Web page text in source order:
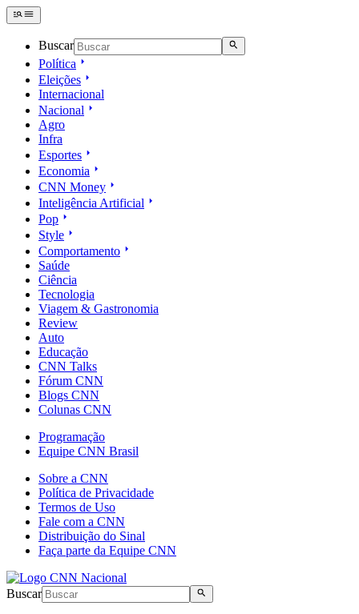
Buscar
Política
Eleições
Internacional
Nacional
Agro
Infra
Esportes
Economia
CNN Money
Inteligência Artificial
Pop
Style
Comportamento
Saúde
Ciência
Tecnologia
Viagem & Gastronomia
Review
Auto
Educação
CNN Talks
Fórum CNN
Blogs CNN
Colunas CNN
Programação
Equipe CNN Brasil
Sobre a CNN
Política de Privacidade
Termos de Uso
Fale com a CNN
Distribuição do Sinal
Faça parte da Equipe CNN
Buscar